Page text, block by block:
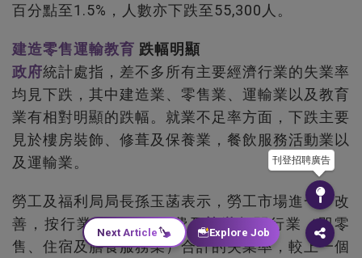
百分點至1.5%，人數亦下跌至55,300人。
建造零售運輸教育 跌幅明顯
政府統計處指，差不多所有主要經濟行業的失業率
均見下跌，其中建造業、零售業、運輸業以及教育
業有相對明顯的跌幅。就業不足率方面，下跌主要
見於樓房裝飾、修葺及保養業，餐飲服務活動業以
及運輸業。
勞工及福利局局長孫玉菡表示，勞工市場進一步改
善，按行業分析，與消費及旅遊
相關行業（即零
售、住宿及膳食服務業）合計的失業率，較上一個
刊登招聘廣告
Next Article Explore Job